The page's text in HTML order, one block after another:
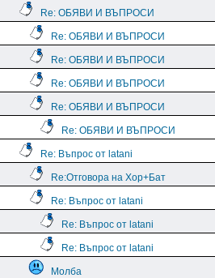
Re: ОБЯВИ И ВЪПРОСИ
Re: ОБЯВИ И ВЪПРОСИ
Re: ОБЯВИ И ВЪПРОСИ
Re: ОБЯВИ И ВЪПРОСИ
Re: ОБЯВИ И ВЪПРОСИ
Re: ОБЯВИ И ВЪПРОСИ
Re: Въпрос от latani
Re:Отговора на Хор+Бат
Re: Въпрос от latani
Re: Въпрос от latani
Re: Въпрос от latani
Молба